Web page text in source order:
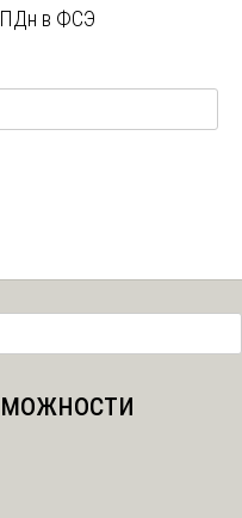
ПДн в ФСЭ